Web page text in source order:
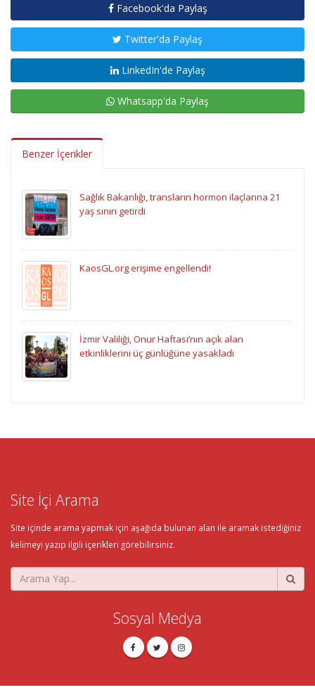
Facebook'da Paylaş
Twitter'da Paylaş
LinkedIn'de Paylaş
Whatsapp'da Paylaş
Benzer İçerikler
Sağlık Bakanlığı, transların hormon ilaçlarına 21
yaş sınırı getirdi
KaosGL.org erişime engellendi!
İzmir Valiliği, Onur Haftası’nın açık alan
etkinliklerini üç günlüğüne yasakladı
Site İçi Arama
Site içinde arama yapmak için aşağıda bulunan alan ile aramak istediğiniz
kelimeyi yazıp ilgili içerikleri görebilirsiniz.
Sosyal Medya